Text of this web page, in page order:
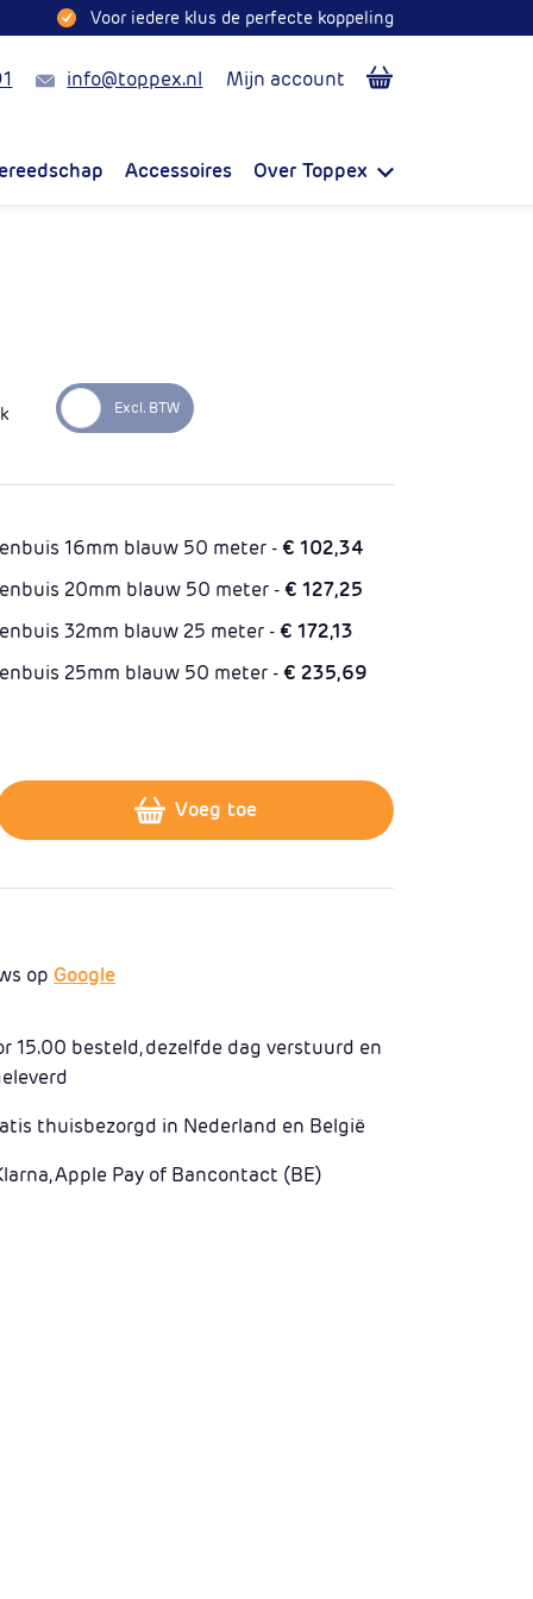
Voor iedere klus de perfecte koppeling
Mailinfo@toppex.nl Mijn account
Accessoires Over Toppex
16mm blauw 50 meter -€ 102,34
20mm blauw 50 meter -€ 127,25
32mm blauw 25 meter -€ 172,13
25mm blauw 50 meter -€ 235,69
Voeg toe
op Google
15.00 besteld, dezelfde dag verstuurd en
thuisbezorgd in Nederland en België
Apple Pay of Bancontact (BE)